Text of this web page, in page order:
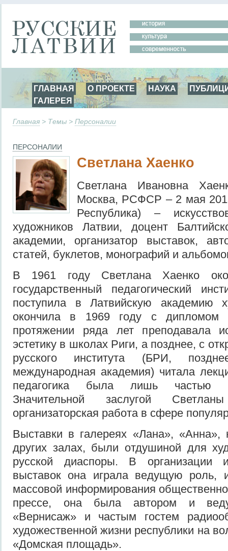
ГЛАВНАЯ О ПРОЕКТЕ НАУКА
ГАЛЕРЕЯ
Главная > Темы > Персоналии
ПЕРСОНАЛИИ
Светлана Хаенко
Светлана Ивановна
Москва, РСФСР – 2 мая
Республика) –
художников Латвии, доцент
академии, организатор выставок,
статей, буклетов, монографий и
В 1961 году Светлана Хаенко
государственный педагогический
поступила в Латвийскую академию
окончила в 1969 году с дипломом
протяжении ряда лет преподавала
эстетику в школах Риги, а позднее, с
русского института (БРИ,
международная академия) читала
педагогика была лишь частью
Значительной заслугой
организаторская работа в сфере
Выставки в галереях «Лана»,
других залах, были отдушиной для
русской диаспоры. В организации
выставок она играла ведущую роль,
массовой информирования
прессе, она была автором и
«Вернисаж» и частым гостем
художественной жизни республики на
«Домская площадь».